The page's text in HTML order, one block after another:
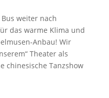
weiter nach
das warme Klima und
Anbau! Wir
Theater als
chinesische Tanzshow